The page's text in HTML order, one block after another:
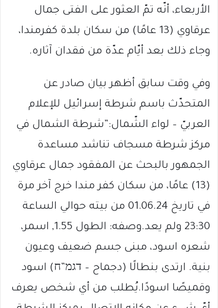
الأربعاء، أنّه تمّ العثور على الفتى جمال
عرقاوي (13 عامًا) من سكان بلدة كفرمندا،
وجاء ذلك بعد أيّام عدّة من فقدان آثاره.
وفي وقت سابق أظهر بيان صادر عن
المتحدّث باسم شرطة إسرائيل للإعلام
العربيّ – لواء الشّمال:”شرطة الشمال في
مركز شرطة مسجاف تناشد مساعدة
الجمهور بالبحث عن المفقود جمال عرقاوي
(13) عامًا، من سكان كفر مندا خرج آخر مرة
في تاريخ 01.06.24 من بيته حوالي الساعة
23:30 ولم يعد.وصفه: الطول 1.55, اسمر،
شعره اسود، مبنى جسم ضعيف وعيون
بنية. ارتدى بنطالًا (دجماح – דגמ”ח) اسود
وقميصًا اسودًا.يُطلب من أي شخص يعرف